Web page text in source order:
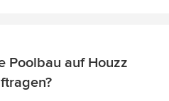
Poolbau auf Houzz